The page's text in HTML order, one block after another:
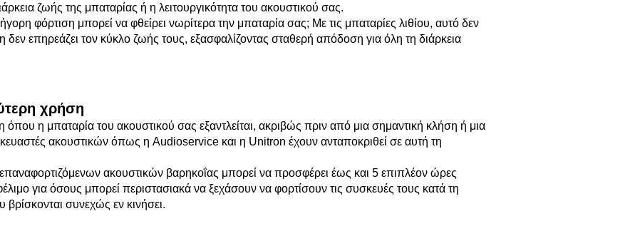
ζωής της μπαταρίας ή η λειτουργικότητα του ακουστικού σας.
φόρτιση μπορεί να φθείρει νωρίτερα την μπαταρία σας; Με τις μπαταρίες λιθίου, αυτό δεν
επηρεάζει τον κύκλο ζωής τους, εξασφαλίζοντας σταθερή απόδοση για όλη τη διάρκεια
χρήση
όπου η μπαταρία του ακουστικού σας εξαντλείται, ακριβώς πριν από μια σημαντική κλήση ή μια
ακουστικών όπως η Audioservice και η Unitron έχουν ανταποκριθεί σε αυτή τη
ακουστικών βαρηκοΐας μπορεί να προσφέρει έως και 5 επιπλέον ώρες
για όσους μπορεί περιστασιακά να ξεχάσουν να φορτίσουν τις συσκευές τους κατά τη
βρίσκονται συνεχώς εν κινήσει.